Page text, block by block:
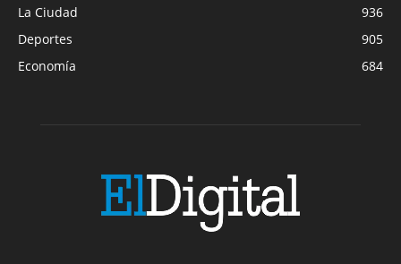
La Ciudad
936
Deportes
905
Economía
684